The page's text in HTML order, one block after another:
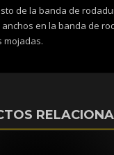
de la banda de
anchos en la banda de
mojadas.